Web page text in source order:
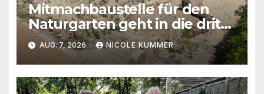
Mitmachbaustelle für den
Naturgarten geht in die dritte
Runde
AUG. 7, 2026 NICOLE KUMMER